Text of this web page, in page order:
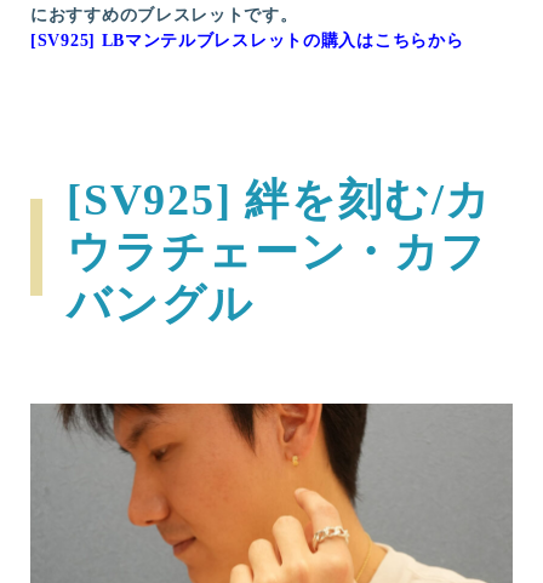
におすすめのブレスレットです。
[SV925] LBマンテルブレスレットの購入はこちらから
[SV925] 絆を刻む/カ
ウラチェーン・カフ
バングル